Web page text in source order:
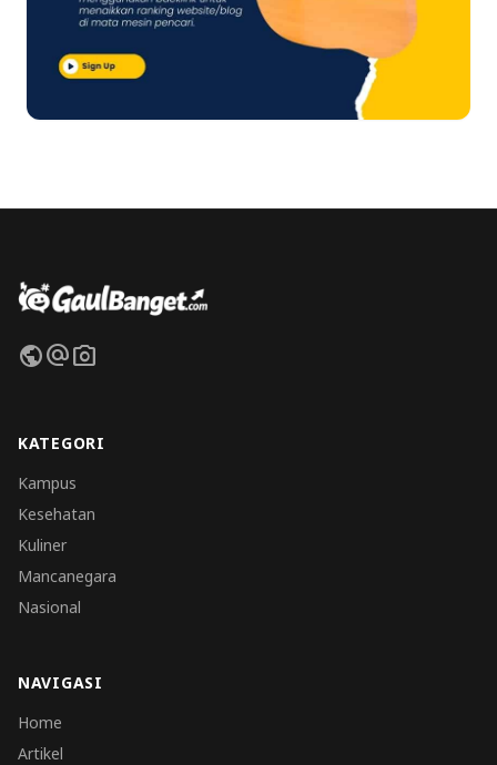
publicalternate_emailphoto_camera
KATEGORI
Kampus
Kesehatan
Kuliner
Mancanegara
Nasional
NAVIGASI
Home
Artikel